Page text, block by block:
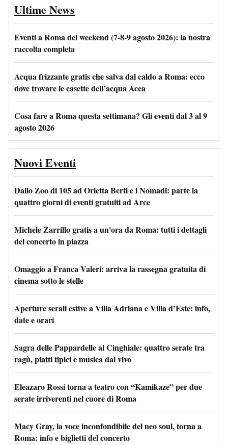
Ultime News
Eventi a Roma del weekend (7-8-9 agosto 2026): la nostra
raccolta completa
Acqua frizzante gratis che salva dal caldo a Roma: ecco
dove trovare le casette dell’acqua Acea
Cosa fare a Roma questa settimana? Gli eventi dal 3 al 9
agosto 2026
Nuovi Eventi
Dallo Zoo di 105 ad Orietta Berti e i Nomadi: parte la
quattro giorni di eventi gratuiti ad Arce
Michele Zarrillo gratis a un'ora da Roma: tutti i dettagli
del concerto in piazza
Omaggio a Franca Valeri: arriva la rassegna gratuita di
cinema sotto le stelle
Aperture serali estive a Villa Adriana e Villa d’Este: info,
date e orari
Sagra delle Pappardelle al Cinghiale: quattro serate tra
ragù, piatti tipici e musica dal vivo
Eleazaro Rossi torna a teatro con “Kamikaze” per due
serate irriverenti nel cuore di Roma
Macy Gray, la voce inconfondibile del neo soul, torna a
Roma: info e biglietti del concerto